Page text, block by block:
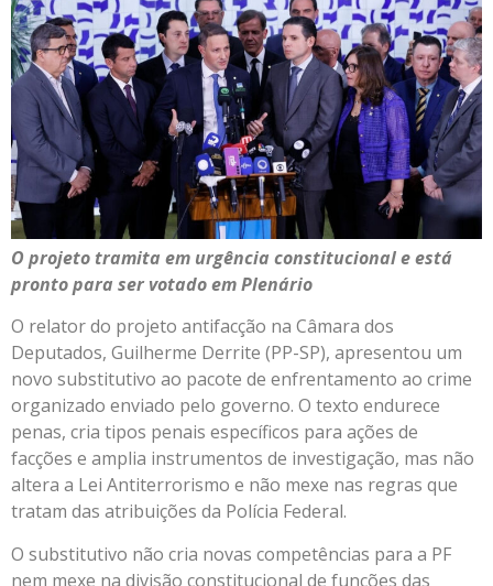
O projeto tramita em urgência constitucional e está
pronto para ser votado em Plenário
O relator do projeto antifacção na Câmara dos
Deputados, Guilherme Derrite (PP-SP), apresentou um
novo substitutivo ao pacote de enfrentamento ao crime
organizado enviado pelo governo. O texto endurece
penas, cria tipos penais específicos para ações de
facções e amplia instrumentos de investigação, mas não
altera a Lei Antiterrorismo e não mexe nas regras que
tratam das atribuições da Polícia Federal.
O substitutivo não cria novas competências para a PF
nem mexe na divisão constitucional de funções das